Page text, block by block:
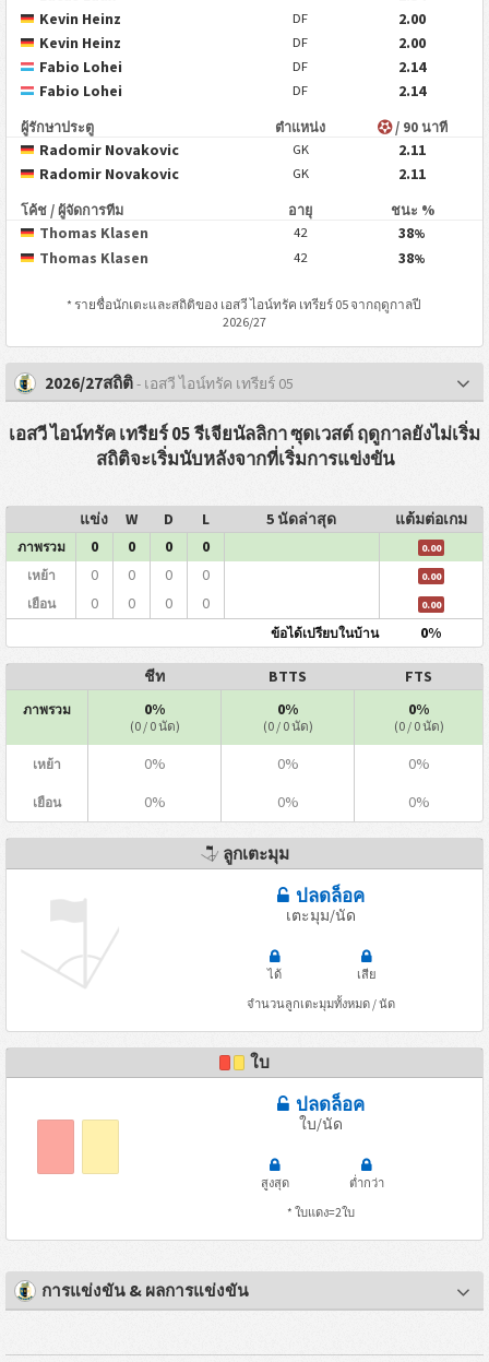
Kevin Heinz
DF
2.00
Kevin Heinz
DF
2.00
Fabio Lohei
DF
2.14
Fabio Lohei
DF 2.14
ผู้รักษาประตู ตำแหน่ง / 90 นาที
Radomir Novakovic GK
2.11
Radomir Novakovic
GK 2.11
โค้ช / ผู้จัดการทีม อายุ ชนะ %
Thomas Klasen 42 38%
Thomas Klasen 42 38%
* รายชื่อนักเตะและสถิติของ เอสวี ไอน์ทรัค เทรียร์ 05จากฤดูกาลปี
2026/27
2026/27สถิติ- เอสวี ไอน์ทรัค เทรียร์ 05
เอสวี ไอน์ทรัค เทรียร์ 05 รีเจียนัลลิกา ซุดเวสต์ ฤดูกาลยังไม่เริ่ม
สถิติจะเริ่มนับหลังจากที่เริ่มการแข่งขัน
แข่ง W D L 5 นัดล่าสุด แต้มต่อเกม
ภาพรวม 0 0 0 0 0.00
เหย้า 0 0 0 0 0.00
เยือน 0 0 0 0 0.00
ข้อได้เปรียบในบ้าน 0%
ชีท BTTS FTS
ภาพรวม 0%
(0 / 0 นัด)
0%
(0 / 0 นัด)
0%
(0 / 0 นัด)
เหย้า 0% 0% 0%
เยือน 0% 0% 0%
ลูกเตะมุม
ปลดล็อค
เตะมุม/นัด
ได้
เสีย
จำนวนลูกเตะมุมทั้งหมด / นัด
ใบ
ปลดล็อค
ใบ/นัด
สูงสุด
ต่ำกว่า
* ใบแดง=2ใบ
การแข่งขัน & ผลการแข่งขัน